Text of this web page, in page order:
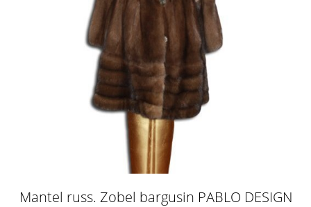
Mantel russ. Zobel bargusin PABLO DESIGN